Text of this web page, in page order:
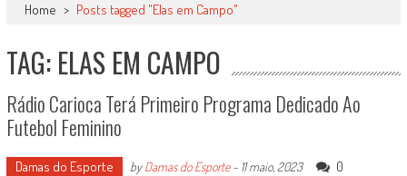
Home > Posts tagged "Elas em Campo"
TAG: ELAS EM CAMPO
Rádio Carioca Terá Primeiro Programa Dedicado Ao
Futebol Feminino
Damas do Esporte byDamas do Esporte- 11 maio, 2023 0